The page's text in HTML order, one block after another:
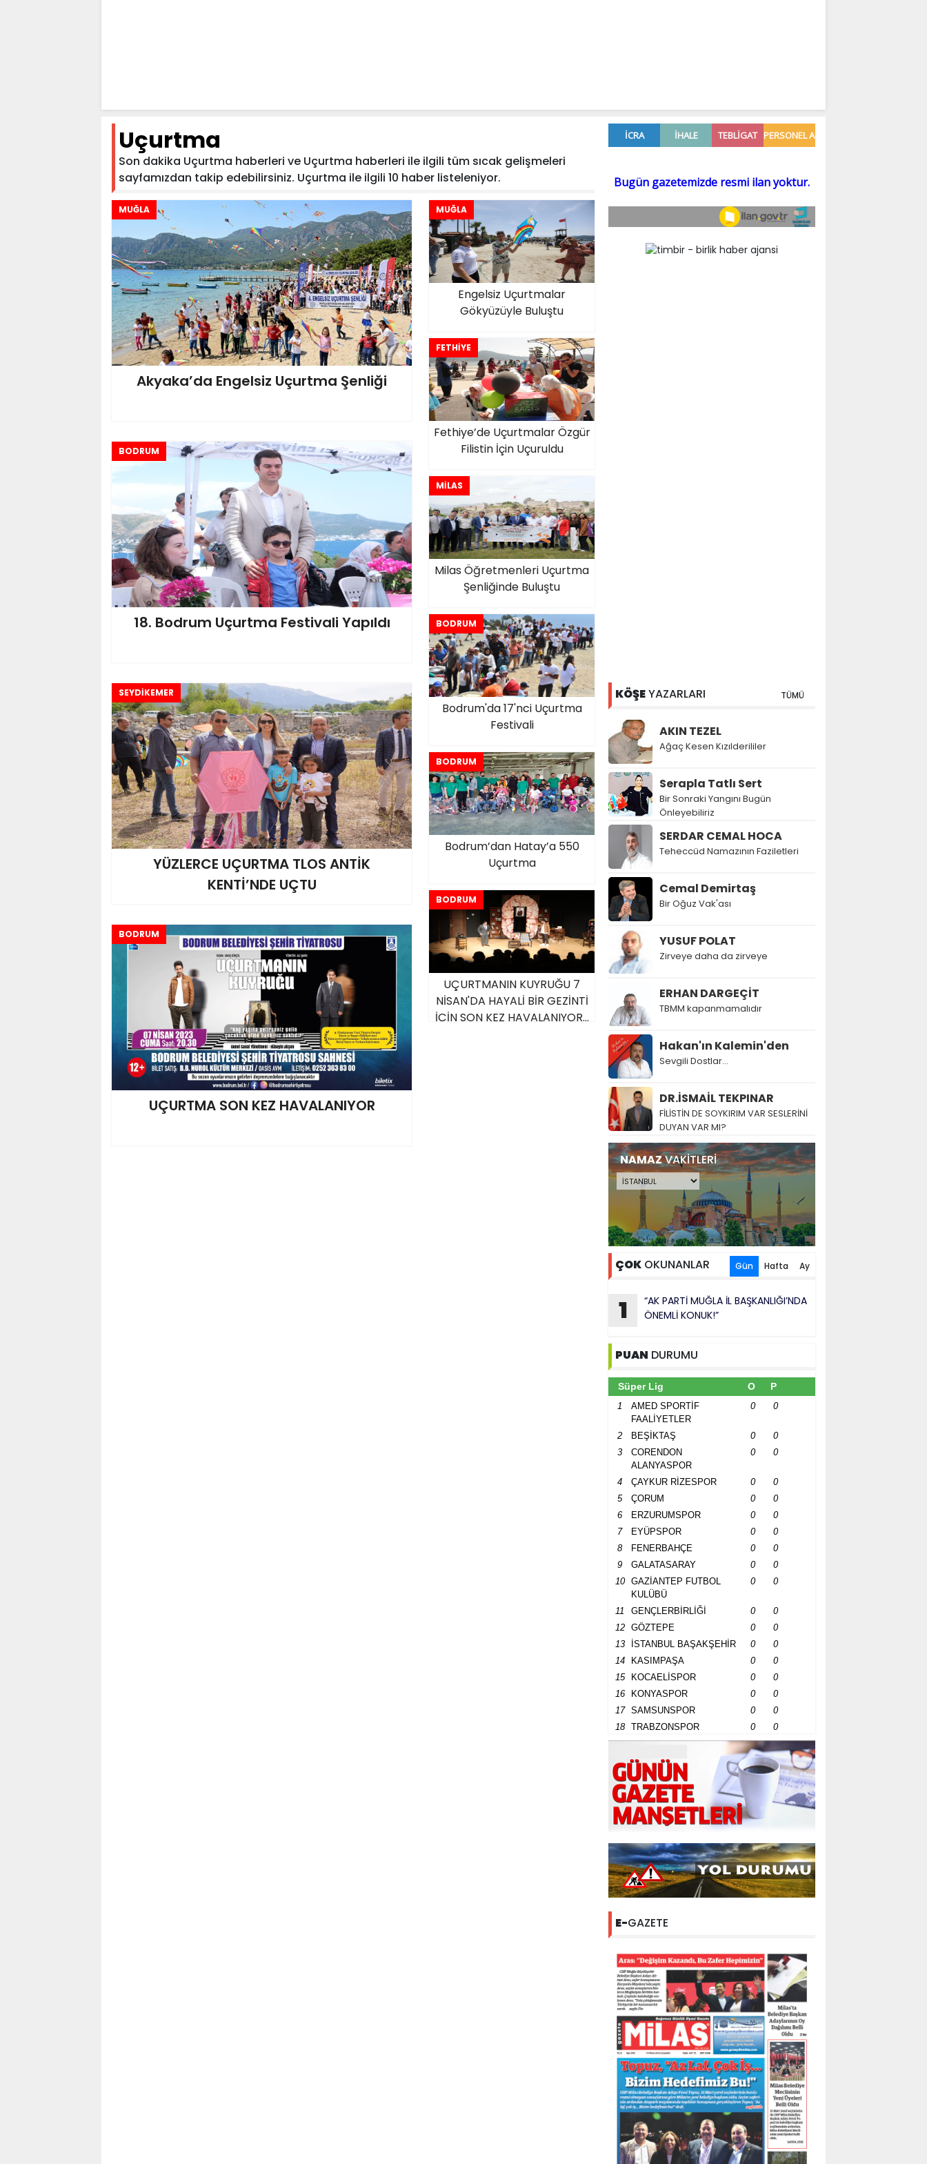
Uçurtma
Son dakika Uçurtma haberleri ve Uçurtma haberleri ile ilgili tüm sıcak gelişmeleri
sayfamızdan takip edebilirsiniz. Uçurtma ile ilgili 10 haber listeleniyor.
MUĞLA
Akyaka’da Engelsiz Uçurtma Şenliği
MUĞLA
Engelsiz Uçurtmalar
Gökyüzüyle Buluştu
FETHİYE
Fethiye’de Uçurtmalar Özgür
Filistin İçin Uçuruldu
BODRUM
18. Bodrum Uçurtma Festivali Yapıldı
MİLAS
Milas Öğretmenleri Uçurtma
Şenliğinde Buluştu
BODRUM
Bodrum'da 17'nci Uçurtma
Festivali
SEYDİKEMER
YÜZLERCE UÇURTMA TLOS ANTİK
KENTİ’NDE UÇTU
BODRUM
Bodrum’dan Hatay’a 550
Uçurtma
BODRUM
UÇURTMANIN KUYRUĞU 7
NİSAN'DA HAYALİ BİR GEZİNTİ
İÇİN SON KEZ HAVALANIYOR...
BODRUM
UÇURTMA SON KEZ HAVALANIYOR
KÖŞEYAZARLARI TÜMÜ
AKIN TEZEL
Ağaç Kesen Kızılderililer
Serapla Tatlı Sert
Bir Sonraki Yangını Bugün
Önleyebiliriz
SERDAR CEMAL HOCA
Teheccüd Namazının Faziletleri
Cemal Demirtaş
Bir Oğuz Vak'ası
YUSUF POLAT
Zirveye daha da zirveye
ERHAN DARGEÇİT
TBMM kapanmamalıdır
Hakan'ın Kalemin'den
Sevgili Dostlar...
DR.İSMAİL TEKPINAR
FİLİSTİN DE SOYKIRIM VAR SESLERİNİ
DUYAN VAR MI?
NAMAZVAKİTLERİ
ÇOK OKUNANLAR Gün Hafta Ay
1
“AK PARTİ MUĞLA İL BAŞKANLIĞI’NDA
ÖNEMLİ KONUK!”
PUAN DURUMU
Süper Lig O P
1
AMED SPORTİF
FAALİYETLER
0 0
2 BEŞİKTAŞ 0
0
3
CORENDON
ALANYASPOR
0 0
4 ÇAYKUR RİZESPOR 0
0
5
ÇORUM 0
0
6
ERZURUMSPOR 0
0
7
EYÜPSPOR 0
0
8
FENERBAHÇE 0
0
9
GALATASARAY 0
0
10
GAZİANTEP FUTBOL
KULÜBÜ
0 0
11 GENÇLERBİRLİĞİ 0
0
12
GÖZTEPE 0
0
13
İSTANBUL BAŞAKŞEHİR 0
0
14
KASIMPAŞA 0
0
15
KOCAELİSPOR 0
0
16
KONYASPOR 0
0
17
SAMSUNSPOR 0
0
18
TRABZONSPOR 0 0
E-GAZETE